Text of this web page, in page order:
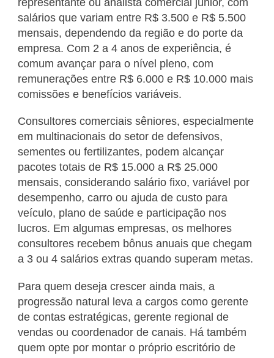
representante ou analista comercial júnior, com
salários que variam entre R$ 3.500 e R$ 5.500
mensais, dependendo da região e do porte da
empresa. Com 2 a 4 anos de experiência, é
comum avançar para o nível pleno, com
remunerações entre R$ 6.000 e R$ 10.000 mais
comissões e benefícios variáveis.
Consultores comerciais sêniores, especialmente
em multinacionais do setor de defensivos,
sementes ou fertilizantes, podem alcançar
pacotes totais de R$ 15.000 a R$ 25.000
mensais, considerando salário fixo, variável por
desempenho, carro ou ajuda de custo para
veículo, plano de saúde e participação nos
lucros. Em algumas empresas, os melhores
consultores recebem bônus anuais que chegam
a 3 ou 4 salários extras quando superam metas.
Para quem deseja crescer ainda mais, a
progressão natural leva a cargos como gerente
de contas estratégicas, gerente regional de
vendas ou coordenador de canais. Há também
quem opte por montar o próprio escritório de